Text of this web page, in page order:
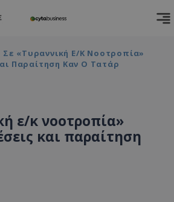
Σε «τυραννική Ε/κ Νοοτροπία»
Παραίτηση Καν Ο Τατάρ
ε/κ νοοτροπία»
και παραίτηση